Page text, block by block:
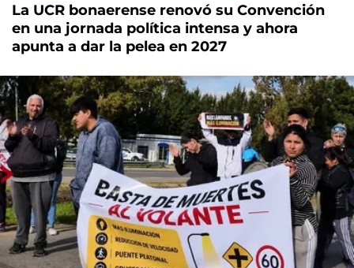
La UCR bonaerense renovó su Convención
en una jornada política intensa y ahora
apunta a dar la pelea en 2027